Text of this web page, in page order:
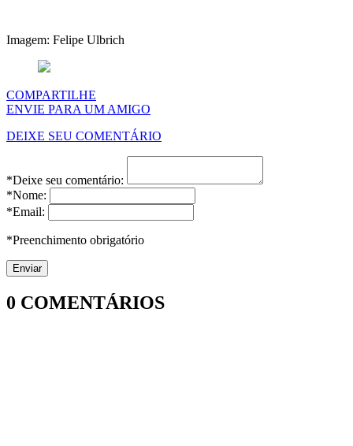
Imagem: Felipe Ulbrich
COMPARTILHE
ENVIE PARA UM AMIGO
DEIXE SEU COMENTÁRIO
*Deixe seu comentário:
*Nome:
*Email:
*Preenchimento obrigatório
0 COMENTÁRIOS